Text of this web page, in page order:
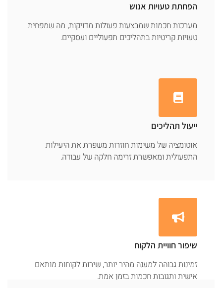
הפחתת טעויות אנוש
מערכות חכמות שמבצעות פעולות מדויקות, מה שמפחית
טעויות קריטיות בתהליכים תפעוליים ועסקיים.
ייעול תהליכים
אוטומציה של משימות חוזרות משפרת את היעילות
התפעולית ומאפשרת זרימה חלקה של עבודה.
שיפור חוויית הלקוח
זמינות גבוהה למענה מהיר יותר, שירות לקוחות מותאם
אישית ותגובות חכמות בזמן אמת.